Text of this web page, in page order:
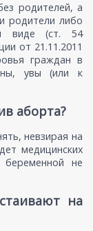
родителей, а
родители либо
виде (ст. 54
от 21.11.2011
граждан в
увы (или к
аборта?
невзирая на
медицинских
беременной не
на